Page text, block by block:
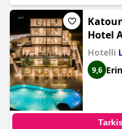
Hotel
Hotelli
9,6